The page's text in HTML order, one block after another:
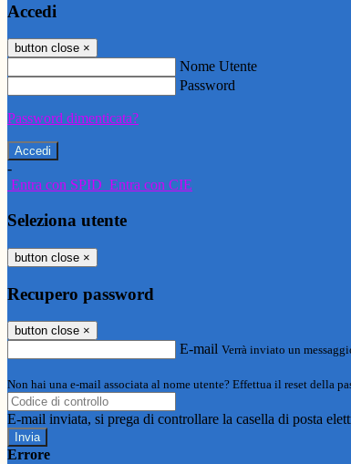
Accedi
button close ×
Nome Utente
Password
Password dimenticata?
-
Entra con SPID Entra con CIE
Seleziona utente
button close ×
Recupero password
button close ×
E-mail Verrà inviato un
Non hai una e-mail associata al nome utente? Effettua il reset della
E-mail inviata, si prega di controllare la casella di posta
Errore